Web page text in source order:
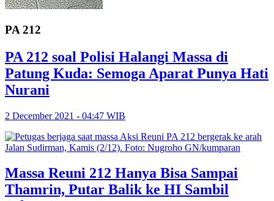
PA 212
PA 212 soal Polisi Halangi Massa di
Patung Kuda: Semoga Aparat Punya Hati
Nurani
2 December 2021 - 04:47 WIB
Massa Reuni 212 Hanya Bisa Sampai
Thamrin, Putar Balik ke HI Sambil